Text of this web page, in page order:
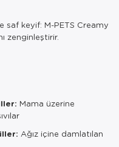
keyif: M-PETS Creamy
zenginleştirir.
Mama üzerine
Ağız içine damlatılan